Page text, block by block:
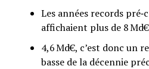
Les années records
affichaient plus de 8
4,6 Md€, c’est donc un
basse de la décennie